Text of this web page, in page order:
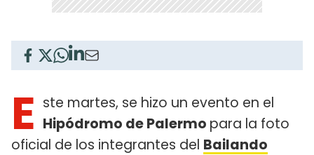
E ste martes, se hizo un evento en el
Hipódromo de Palermo para la foto
oficial de los integrantes del Bailando